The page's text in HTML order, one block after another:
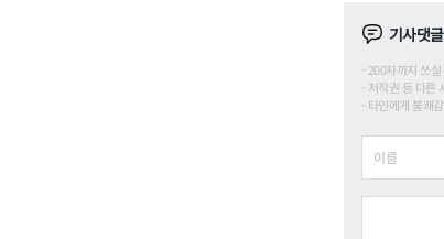
기사댓글
200자까지 쓰
저작권 등 다른
타인에게 불쾌